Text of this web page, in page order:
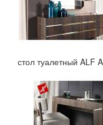
стол туалетный ALF